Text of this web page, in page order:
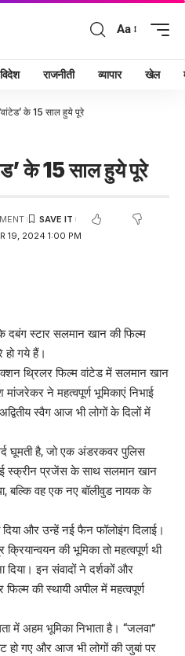
Aa
विदेश राजनीती व्यापार खेल
के 15 साल हुये पूरे
के 15 साल हुये पूरे
19, 2024 1:00 PM
दबंग स्टार सलमान खान की फिल्म
गये हैं।
थ्रिलर फिल्म वांटेड में सलमान खान
ने महत्वपूर्ण भूमिकाएं निभाई
स्वैग आज भी लोगों के दिलों में
घूमती है, जो एक अंडरकवर पुलिस
स्क्रीन प्रजेंस के साथ सलमान खान
बल्कि वह एक नए बॉलीवुड नायक के
और उन्हें नई फैन फॉलोइंग दिलाई।
की भूमिका तो महत्वपूर्ण थी
दिया। इन संवादों ने दर्शकों और
की स्थायी अपील में महत्वपूर्ण
में अहम भूमिका निभाता है। “जलवा”
हो गए और आज भी लोगों की जुबां पर